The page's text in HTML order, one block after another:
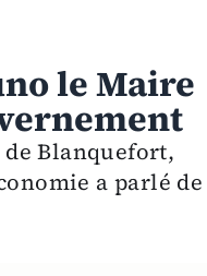
le Maire
de Blanquefort,
a parlé de